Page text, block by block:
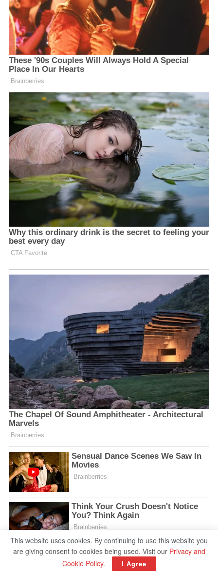
This website uses cookies. By continuing to use this website you
are giving consent to cookies being used. Visit our Privacy and
Cookie Policy. I Agree